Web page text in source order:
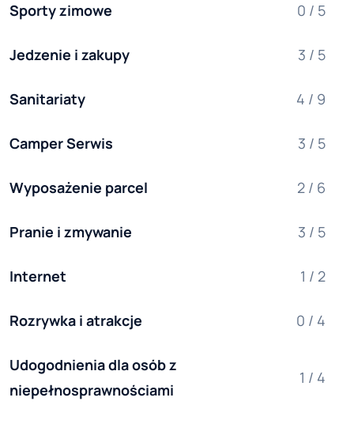
Sporty zimowe 0 / 5
Jedzenie i zakupy 3 / 5
Sanitariaty 4 / 9
Camper Serwis 3 / 5
Wyposażenie parcel 2 / 6
Pranie i zmywanie 3 / 5
Internet 1 / 2
Rozrywka i atrakcje 0 / 4
Udogodnienia dla osób z
niepełnosprawnościami
1 / 4